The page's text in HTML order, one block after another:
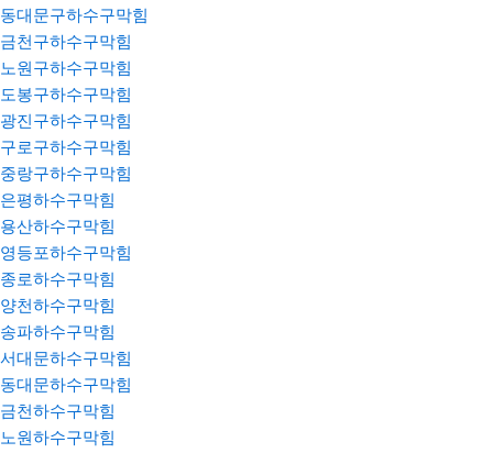
동대문구하수구막힘
금천구하수구막힘
노원구하수구막힘
도봉구하수구막힘
광진구하수구막힘
구로구하수구막힘
중랑구하수구막힘
은평하수구막힘
용산하수구막힘
영등포하수구막힘
종로하수구막힘
양천하수구막힘
송파하수구막힘
서대문하수구막힘
동대문하수구막힘
금천하수구막힘
노원하수구막힘